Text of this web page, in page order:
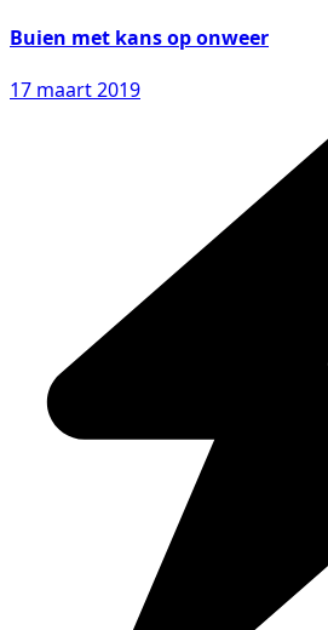
Buien met kans op onweer
17 maart 2019